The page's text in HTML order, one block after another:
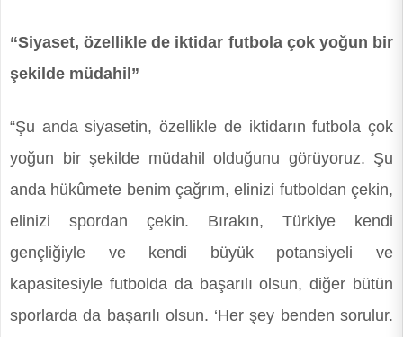
“Siyaset, özellikle de iktidar futbola çok yoğun bir
şekilde müdahil”
“Şu anda siyasetin, özellikle de iktidarın futbola çok
yoğun bir şekilde müdahil olduğunu görüyoruz. Şu
anda hükûmete benim çağrım, elinizi futboldan çekin,
elinizi spordan çekin. Bırakın, Türkiye kendi
gençliğiyle ve kendi büyük potansiyeli ve
kapasitesiyle futbolda da başarılı olsun, diğer bütün
sporlarda da başarılı olsun. ‘Her şey benden sorulur.